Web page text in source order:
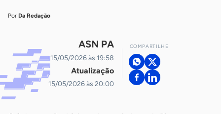
Por Da Redação
ASN PA
15/05/2026 às 19:58
Atualização
15/05/2026 às 20:00
COMPARTILHE